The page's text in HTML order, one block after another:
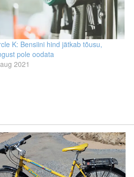
K: Bensiini hind jätkab tõusu,
pole oodata
2021